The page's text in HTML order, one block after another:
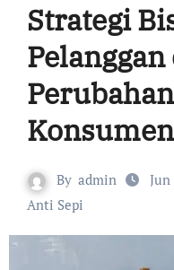
Strategi
By admin Jun
Anti Sepi